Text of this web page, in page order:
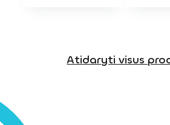
Atidaryti visus